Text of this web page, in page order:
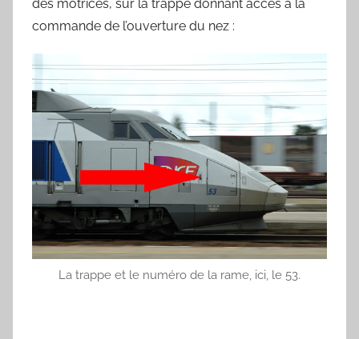
des motrices, sur la trappe donnant accès à la
commande de l’ouverture du nez :
La trappe et le numéro de la rame, ici, le 53.